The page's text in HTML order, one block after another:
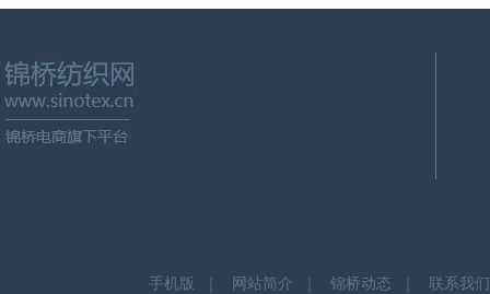
手机版 ｜ 网站简介 ｜ 锦桥动态 ｜ 联系我们